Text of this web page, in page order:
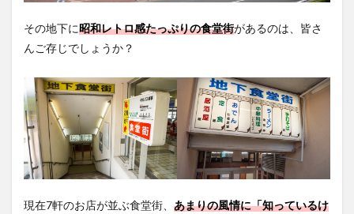
その地下に昭和レトロ感たっぷりの食堂街があるのは、皆さ
んご存じでしょうか？
現在7軒のお店が並ぶ食堂街、 あまりの風情に「知っているけ